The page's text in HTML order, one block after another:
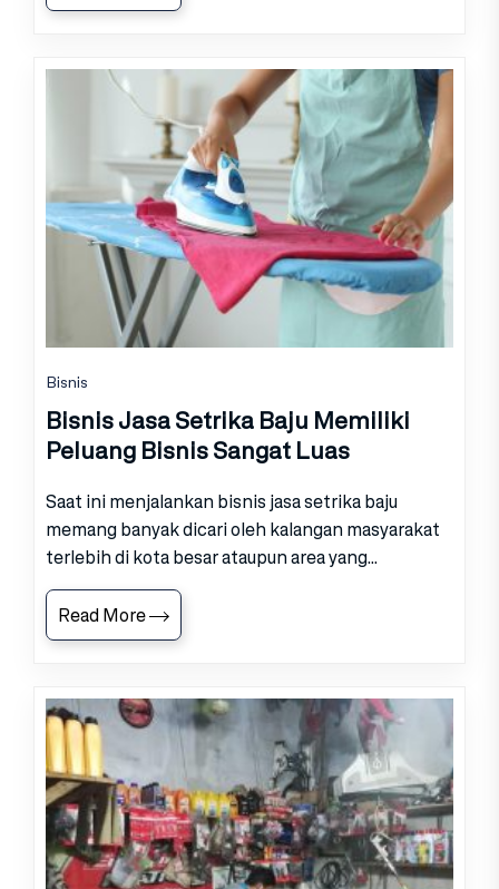
Bisnis
Bisnis Jasa Setrika Baju Memiliki
Peluang Bisnis Sangat Luas
Saat ini menjalankan bisnis jasa setrika baju
memang banyak dicari oleh kalangan masyarakat
terlebih di kota besar ataupun area yang...
Read More